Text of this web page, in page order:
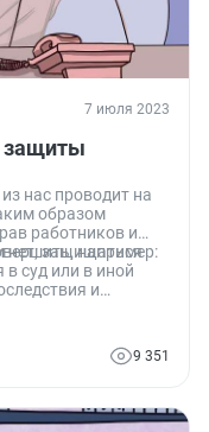
7 июля 2023
защиты
нас проводит на
образом
работников и
например:
нет; защищаться
в суд или в иной
и
9 351